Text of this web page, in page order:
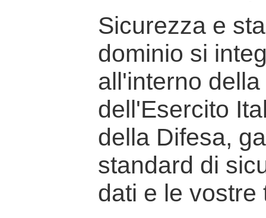
Sicurezza e
dominio si
all'interno
dell'Esercito
della Difesa,
standard di
dati e le vostre